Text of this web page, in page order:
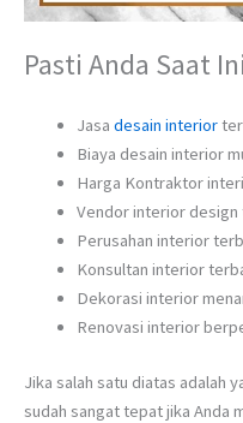
Pasti Anda Saat
Jasa desain interior
Biaya desain interior
Harga Kontraktor
Vendor interior
Perusahan interior
Konsultan interior
Dekorasi interior
Renovasi interior
Jika salah satu diatas adalah
sudah sangat tepat jika Anda